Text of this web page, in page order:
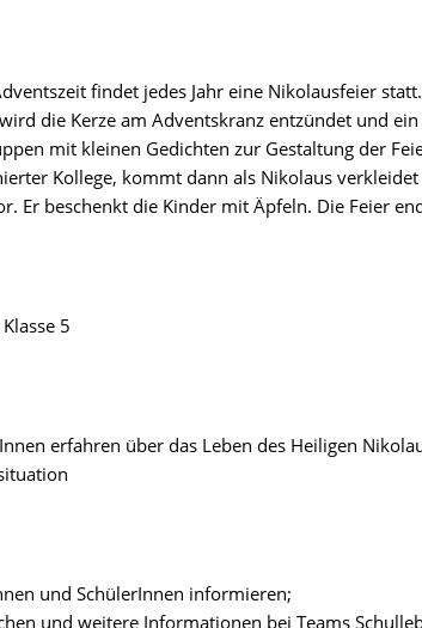
findet jedes Jahr eine Nikolausfeier
die Kerze am Adventskranz entzündet und
mit kleinen Gedichten zur Gestaltung der
Kollege, kommt dann als Nikolaus
Er beschenkt die Kinder mit Äpfeln. Die Feier
5
erfahren über das Leben des Heiligen
und SchülerInnen informieren;
und weitere Informationen bei Teams